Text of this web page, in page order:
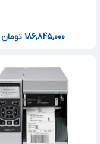
186,845,000 تومان